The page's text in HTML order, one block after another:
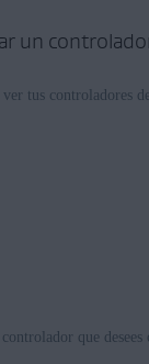
un
ver tus controladores
que desees